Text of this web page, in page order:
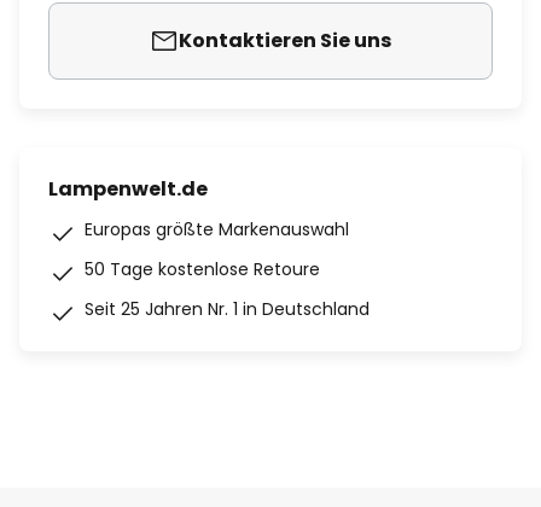
Kontaktieren Sie uns
Lampenwelt.de
Europas größte Markenauswahl
50 Tage kostenlose Retoure
Seit 25 Jahren Nr. 1 in Deutschland